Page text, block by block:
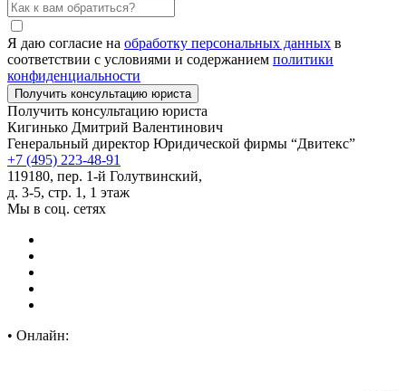
Я даю согласие на обработку персональных данных в
соответствии с условиями и содержанием политики
конфиденциальности
Получить консультацию юриста
Кигинько Дмитрий Валентинович
Генеральный директор Юридической фирмы “Двитекс”
+7 (495) 223-48-91
119180, пер. 1-й Голутвинский,
д. 3-5, стр. 1, 1 этаж
Мы в соц. сетях
• Онлайн: